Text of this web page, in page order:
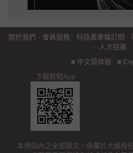
關於我們 · 會員服務 · 科技產業報訂閱 ·
· 人才招募
■ 中文简体版 ■
下載新聞App
本網站內之全部圖文，係屬於大椽股